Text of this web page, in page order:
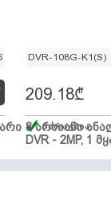
DVR-108G-K1(S)
8 არხიანი
DVR - 2MP, 1
209.18₾
მარაგშია